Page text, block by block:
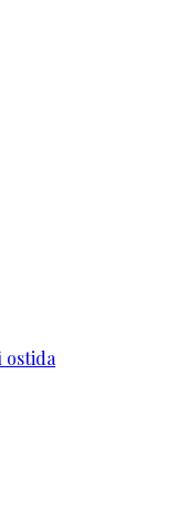
ostida